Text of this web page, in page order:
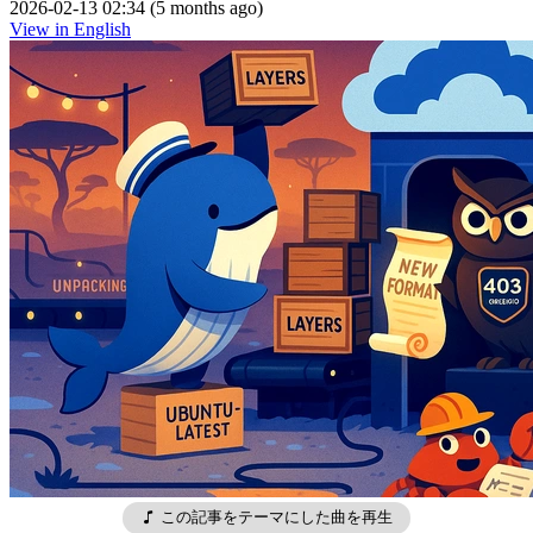
2026-02-13 02:34 (5 months ago)
View in English
この記事をテーマにした曲を再生